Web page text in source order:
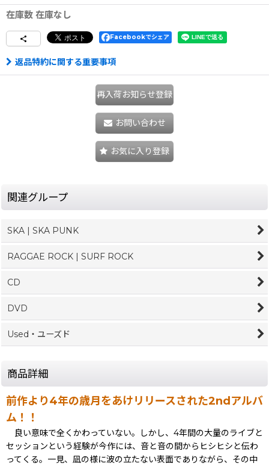
在庫数 在庫なし
Facebookでシェア
返品特約に関する重要事項
再入荷お知らせ登録
お問い合わせ
お気に入り登録
関連グループ
SKA | SKA PUNK
RAGGAE ROCK | SURF ROCK
CD
DVD
Used・ユーズド
商品詳細
前作より4年の歳月をあけリリースされた2ndアルバ
ム！！
良い意味で全くかわっていない。しかし、4年間の大量のライブと
セッションという経験が今作には、音と音の間からヒシヒシと伝わ
ってくる。一見、凪の様に波の立たない表面でありながら、その中